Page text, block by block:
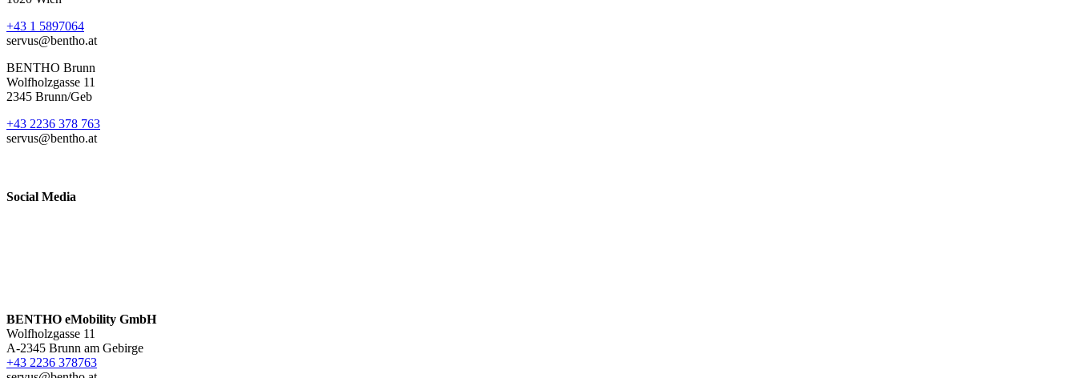
+43 1 5897064
servus@bentho.at
BENTHO Brunn
Wolfholzgasse 11
2345 Brunn/Geb
+43 2236 378 763
servus@bentho.at
Social Media
BENTHO eMobility GmbH
Wolfholzgasse 11
A-2345 Brunn am Gebirge
+43 2236 378763